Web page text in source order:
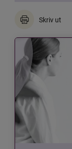
Skriv ut